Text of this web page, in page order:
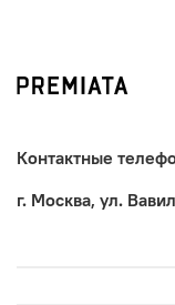
Контактные
г. Москва, ул.